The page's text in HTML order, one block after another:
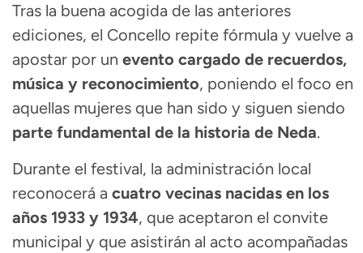
Tras la buena acogida de las anteriores
ediciones, el Concello repite fórmula y vuelve a
apostar por un evento cargado de recuerdos,
música y reconocimiento, poniendo el foco en
aquellas mujeres que han sido y siguen siendo
parte fundamental de la historia de Neda.
Durante el festival, la administración local
reconocerá a cuatro vecinas nacidas en los
años 1933 y 1934, que aceptaron el convite
municipal y que asistirán al acto acompañadas